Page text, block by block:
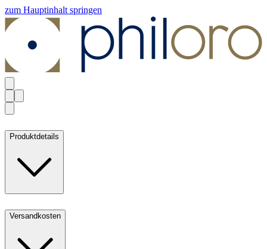
zum Hauptinhalt springen
Produktdetails
Versandkosten